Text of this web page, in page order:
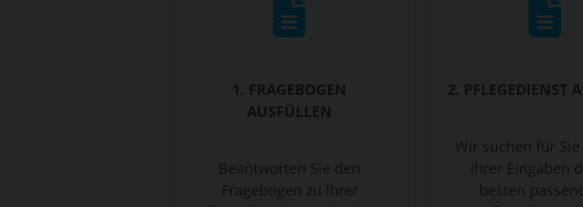
1. FRAGEBOGEN
AUSFÜLLEN
Beantworten Sie den
Fragebogen zu Ihrer
2. PFLEGEDIENST
Wir suchen für
Ihrer Eingaben
besten